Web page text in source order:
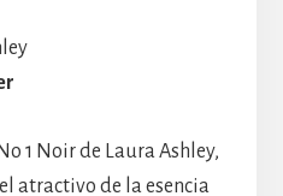
1 Noir de Laura Ashley,
atractivo de la esencia